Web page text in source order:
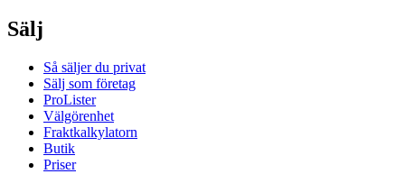
Sälj
Så säljer du privat
Sälj som företag
ProLister
Välgörenhet
Fraktkalkylatorn
Butik
Priser